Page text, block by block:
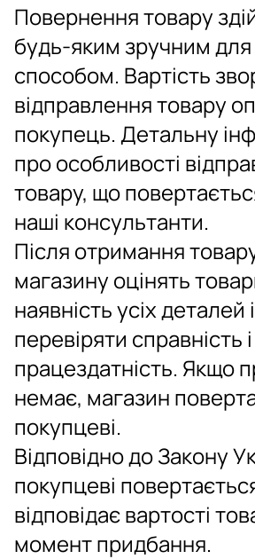
Повернення товару
будь-яким зручним
способом. Вартість
відправлення товару
покупець. Детальну
про особливості
товару, що
наші консультанти.
Після отримання
магазину оцінять
наявність усіх деталей
перевіряти справність і
працездатність. Якщо
немає, магазин
покупцеві.
Відповідно до Закону
покупцеві
відповідає вартості
момент придбання.